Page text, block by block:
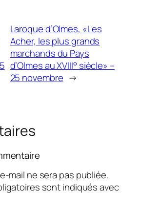
Laroque d’Olmes, «Les
Acher, les plus grands
marchands du Pays
d’Olmes au XVIII° siècle» –
25 novembre →
mail ne sera pas publiée.
sont indiqués avec